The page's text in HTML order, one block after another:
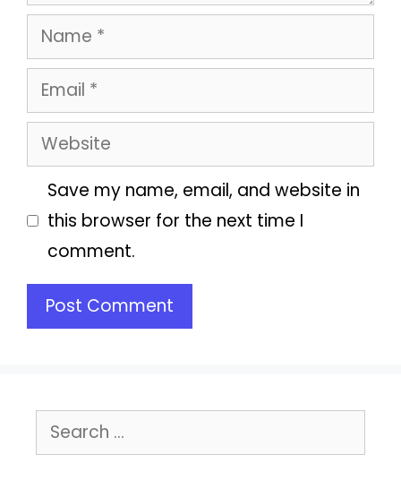
Name
Email
Website
Save my name, email, and website in
this browser for the next time I
comment.
Search
for: